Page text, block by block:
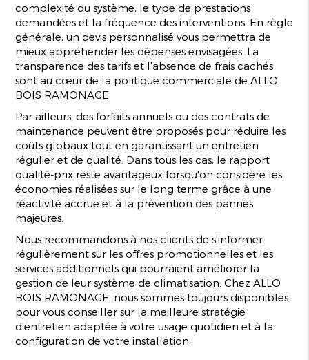
complexité du système, le type de prestations
demandées et la fréquence des interventions. En règle
générale, un devis personnalisé vous permettra de
mieux appréhender les dépenses envisagées. La
transparence des tarifs et l'absence de frais cachés
sont au cœur de la politique commerciale de ALLO
BOIS RAMONAGE.
Par ailleurs, des forfaits annuels ou des contrats de
maintenance peuvent être proposés pour réduire les
coûts globaux tout en garantissant un entretien
régulier et de qualité. Dans tous les cas, le rapport
qualité-prix reste avantageux lorsqu'on considère les
économies réalisées sur le long terme grâce à une
réactivité accrue et à la prévention des pannes
majeures.
Nous recommandons à nos clients de s'informer
régulièrement sur les offres promotionnelles et les
services additionnels qui pourraient améliorer la
gestion de leur système de climatisation. Chez ALLO
BOIS RAMONAGE, nous sommes toujours disponibles
pour vous conseiller sur la meilleure stratégie
d'entretien adaptée à votre usage quotidien et à la
configuration de votre installation.